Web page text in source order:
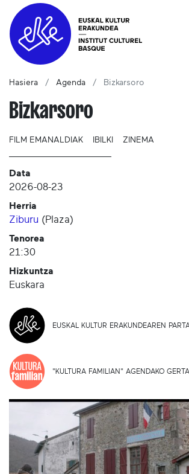
Hasiera Agenda Bizkarsoro
Bizkarsoro
FILM EMANALDIAK IBILKI ZINEMA
Data
2026-08-23
Herria
Ziburu (Plaza)
Tenorea
21:30
Hizkuntza
Euskara
EUSKAL KULTUR ERAKUNDEAREN
"KULTURA FAMILIAN" AGENDAKO